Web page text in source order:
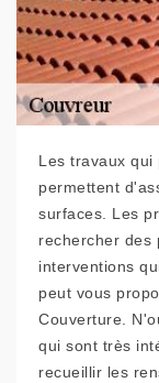
Les travaux
permettent
surfaces. Les
rechercher des
interventions
peut vous
Couverture.
qui sont très
recueillir les